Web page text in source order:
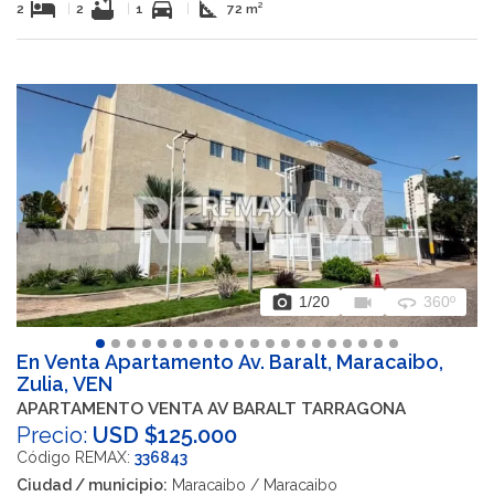
2 hotel 2 bathtub 1 directions_car square_foot 72 m²
photo_camera 1/20 videocam 360 360º
En Venta Apartamento Av. Baralt, Maracaibo,
Zulia, VEN
APARTAMENTO VENTA AV BARALT TARRAGONA
Precio: USD $125.000
Código REMAX: 336843
Ciudad / municipio: Maracaibo / Maracaibo